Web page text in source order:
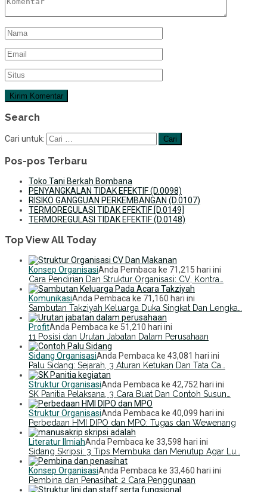
Search
Cari untuk:
Pos-pos Terbaru
Toko Tani Berkah Bombana
PENYANGKALAN TIDAK EFEKTIF (D.0098)
RISIKO GANGGUAN PERKEMBANGAN (D.0107)
TERMOREGULASI TIDAK EFEKTIF [D.0149]
TERMOREGULASI TIDAK EFEKTIF (D.0148)
Top View All Today
Konsep OrganisasiAnda Pembaca ke 71,215 hari ini
Cara Pendirian Dan Struktur Organisasi: CV, Kontra…
KomunikasiAnda Pembaca ke 71,160 hari ini
Sambutan Takziyah Keluarga Duka Singkat Dan Lengka…
ProfitAnda Pembaca ke 51,210 hari ini
11 Posisi dan Urutan Jabatan Dalam Perusahaan
Sidang OrganisasiAnda Pembaca ke 43,081 hari ini
Palu Sidang: Sejarah, 3 Aturan Ketukan Dan Tata Ca…
Struktur OrganisasiAnda Pembaca ke 42,752 hari ini
SK Panitia Pelaksana, 3 Cara Buat Dan Contoh Susun…
Struktur OrganisasiAnda Pembaca ke 40,099 hari ini
Perbedaan HMI DIPO dan MPO: Tugas dan Wewenang
Literatur IlmiahAnda Pembaca ke 33,598 hari ini
Sidang Skripsi: 3 Tips Membuka dan Menutup Agar Lu…
Konsep OrganisasiAnda Pembaca ke 33,460 hari ini
Pembina dan Penasihat: 2 Cara Penggunaan